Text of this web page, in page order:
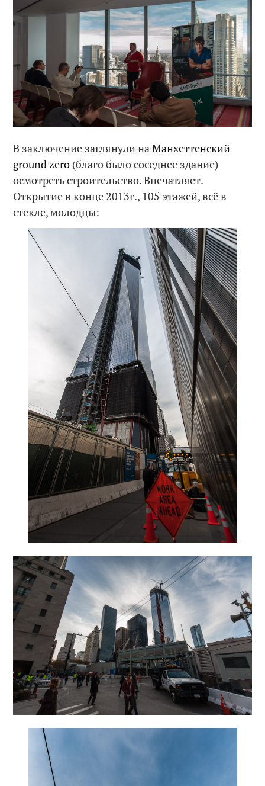
В заключение заглянули наМанхеттенский
ground zero (благо было соседнее здание)
осмотреть строительство. Впечатляет.
Открытие в конце 2013г., 105 этажей, всё в
стекле, молодцы: